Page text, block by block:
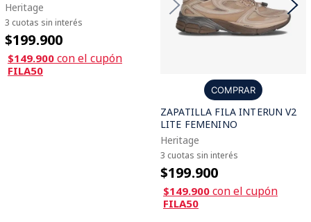
Heritage
3 cuotas sin interés
$199.900
$149.900 con el cupón
FILA50
COMPRAR
ZAPATILLA FILA INTERUN V2
LITE FEMENINO
Heritage
3 cuotas sin interés
$199.900
$149.900 con el cupón
FILA50